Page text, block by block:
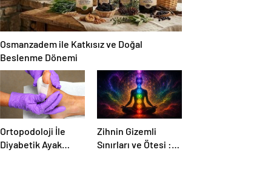
Osmanzadem ile Katkısız ve Doğal
Beslenme Dönemi
Ortopodoloji İle
Diyabetik Ayak
Zihnin Gizemli
Sınırları ve Ötesi :